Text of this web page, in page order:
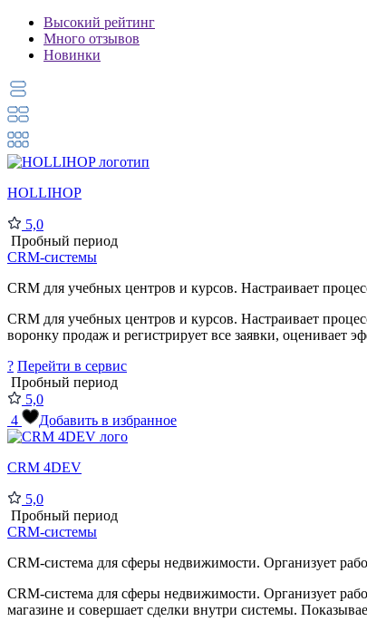
Высокий рейтинг
Много отзывов
Новинки
HOLLIHOP
5,0
Пробный период
CRM-системы
CRM для учебных центров и курсов. Настраивает
CRM для учебных центров и курсов. Настраивает
воронку продаж и регистрирует все заявки, оценивает
? Перейти в сервис
Пробный период
5,0
4
Добавить в избранное
CRM 4DEV
5,0
Пробный период
CRM-системы
CRM-система для сферы недвижимости. Организует
CRM-система для сферы недвижимости. Организует
магазине и совершает сделки внутри системы.